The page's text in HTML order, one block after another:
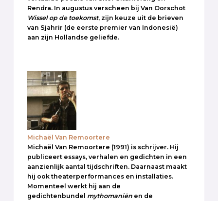
Rendra. In augustus verscheen bij Van Oorschot
Wissel op de toekomst, zijn keuze uit de brieven
van Sjahrir (de eerste premier van Indonesië)
aan zijn Hollandse geliefde.
Michaël Van Remoortere
Michaël Van Remoortere (1991) is schrijver. Hij
publiceert essays, verhalen en gedichten in een
aanzienlijk aantal tijdschriften. Daarnaast maakt
hij ook theaterperformances en installaties.
Momenteel werkt hij aan de
gedichtenbundel mythomaniën en de